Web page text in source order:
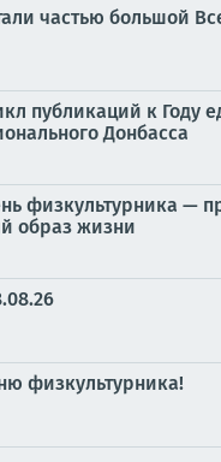
частью большой
публикаций к Году
Донбасса
физкультурника
образ жизни
физкультурника!